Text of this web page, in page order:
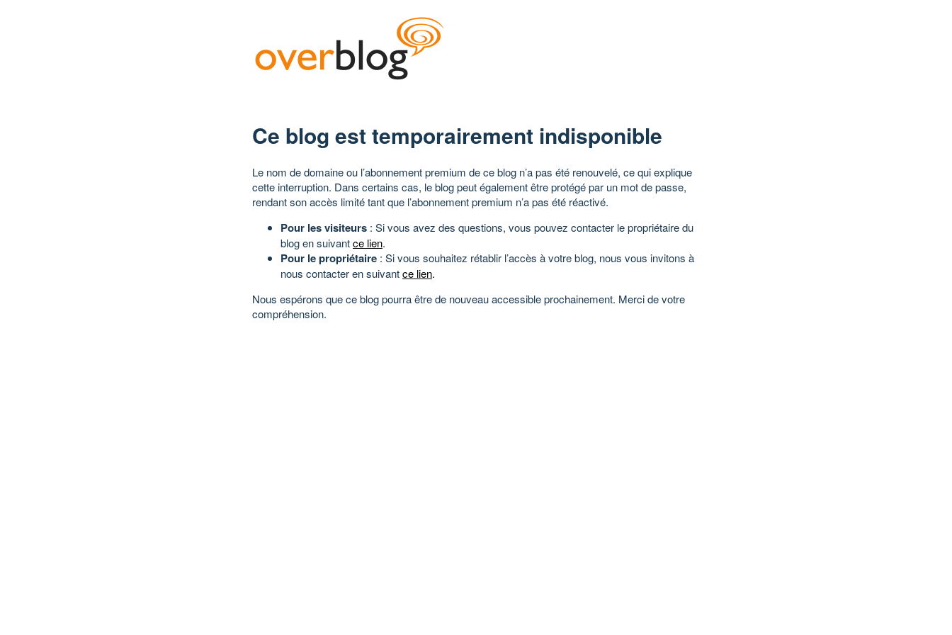
Ce blog est temporairement indisponible
Le nom de domaine ou l’abonnement premium de ce blog n’a pas été renouvelé, ce qui explique
cette interruption. Dans certains cas, le blog peut également être protégé par un mot de passe,
rendant son accès limité tant que l’abonnement premium n’a pas été réactivé.
Pour les visiteurs : Si vous avez des questions, vous pouvez contacter le propriétaire du
blog en suivantce lien.
Pour le propriétaire : Si vous souhaitez rétablir l’accès à votre blog, nous vous invitons à
nous contacter en suivantce lien.
Nous espérons que ce blog pourra être de nouveau accessible prochainement. Merci de votre
compréhension.